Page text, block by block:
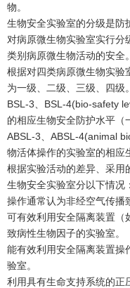
物。
生物安全实验室的分级是防
对病原微生物实验室实行分
类别病原微生物活动的安全。
根据对四类病原微生物实验
为一级、二级、三级、四级
BSL-3、BSL-4(bio-safety
的相应生物安全防护水平（
ABSL-3、ABSL-4(animal
物活体操作的实验室的相应
根据实验活动的差异、采用
生物安全实验室分以下情况：
操作通常认为非经空气传播
可有效利用安全隔离装置（
致病性生物因子的实验室。
能有效利用安全隔离装置操
验室。
利用具有生命支持系统的正